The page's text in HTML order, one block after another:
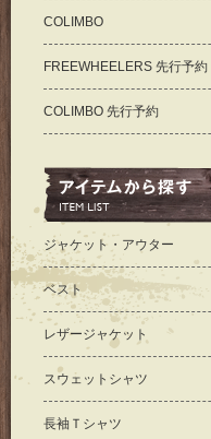
COLIMBO
FREEWHEELERS 先行予約
COLIMBO 先行予約
ジャケット・アウター
ベスト
レザージャケット
スウェットシャツ
長袖Ｔシャツ